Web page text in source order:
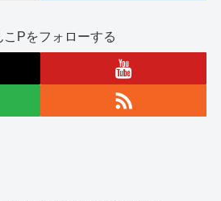
こPをフォローする